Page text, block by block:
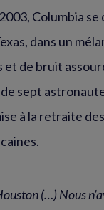
Columbia
dans un
et de bruit
sept
à la retraite
(…) Nous